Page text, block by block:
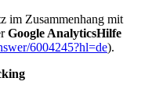
im Zusammenhang mit
Google AnalyticsHilfe
6004245?hl=de).